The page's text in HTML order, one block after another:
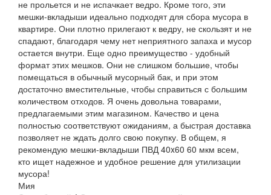
не прольется и не испачкает ведро. Кроме того, эти
мешки-вкладыши идеально подходят для сбора мусора в
квартире. Они плотно прилегают к ведру, не скользят и не
спадают, благодаря чему нет неприятного запаха и мусор
остается внутри. Еще одно преимущество - удобный
формат этих мешков. Они не слишком большие, чтобы
помещаться в обычный мусорный бак, и при этом
достаточно вместительные, чтобы справиться с большим
количеством отходов. Я очень довольна товарами,
предлагаемыми этим магазином. Качество и цена
полностью соответствуют ожиданиям, а быстрая доставка
позволяет не ждать долго свою покупку. В общем, я
рекомендую мешки-вкладыши ПВД 40x60 60 мкм всем,
кто ищет надежное и удобное решение для утилизации
мусора!
Мия